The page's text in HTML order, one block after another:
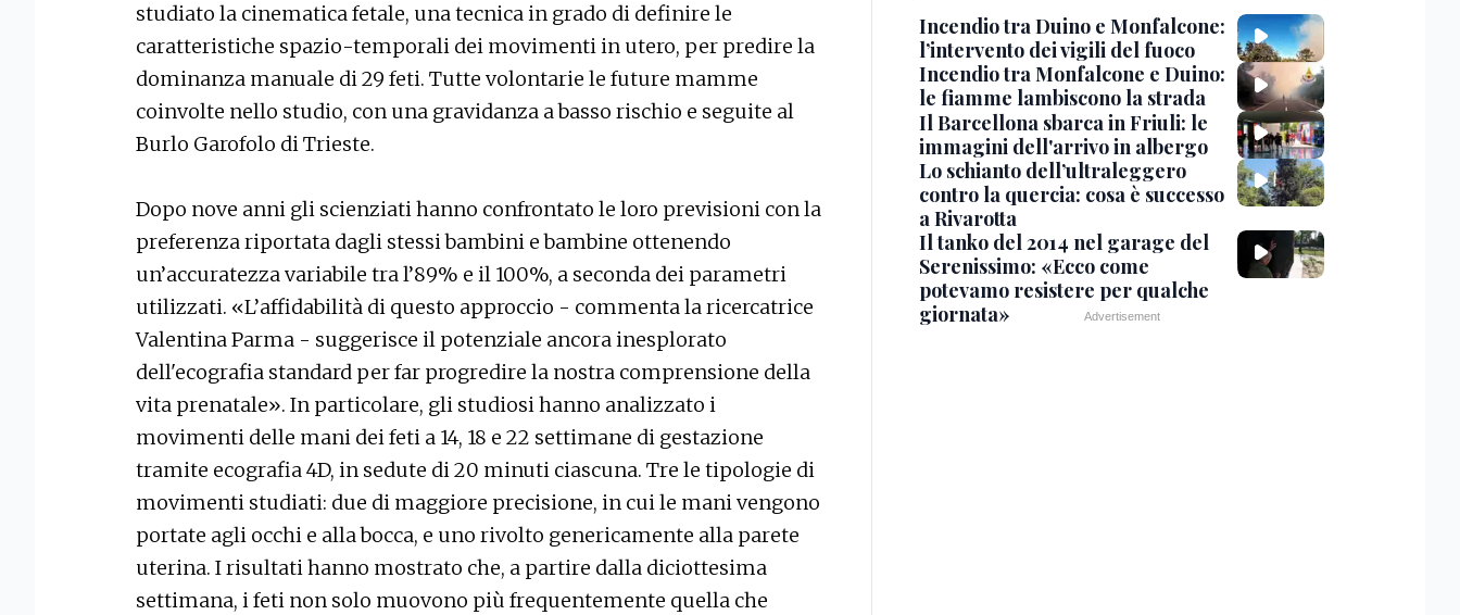
studiato la cinematica fetale, una tecnica in grado di definire le
caratteristiche spazio-temporali dei movimenti in utero, per predire la
dominanza manuale di 29 feti. Tutte volontarie le future mamme
coinvolte nello studio, con una gravidanza a basso rischio e seguite al
Burlo Garofolo di Trieste.
Dopo nove anni gli scienziati hanno confrontato le loro previsioni con la
preferenza riportata dagli stessi bambini e bambine ottenendo
un’accuratezza variabile tra l’89% e il 100%, a seconda dei parametri
utilizzati. «L’affidabilità di questo approccio - commenta la ricercatrice
Valentina Parma - suggerisce il potenziale ancora inesplorato
dell'ecografia standard per far progredire la nostra comprensione della
vita prenatale». In particolare, gli studiosi hanno analizzato i
movimenti delle mani dei feti a 14, 18 e 22 settimane di gestazione
tramite ecografia 4D, in sedute di 20 minuti ciascuna. Tre le tipologie di
movimenti studiati: due di maggiore precisione, in cui le mani vengono
portate agli occhi e alla bocca, e uno rivolto genericamente alla parete
uterina. I risultati hanno mostrato che, a partire dalla diciottesima
settimana, i feti non solo muovono più frequentemente quella che
Incendio tra Duino e Monfalcone:
l’intervento dei vigili del fuoco
Incendio tra Monfalcone e Duino:
le fiamme lambiscono la strada
Il Barcellona sbarca in Friuli: le
immagini dell'arrivo in albergo
Lo schianto dell’ultraleggero
contro la quercia: cosa è successo
a Rivarotta
Il tanko del 2014 nel garage del
Serenissimo: «Ecco come
potevamo resistere per qualche
giornata»